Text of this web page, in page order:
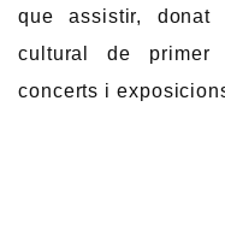
que assistir, donat
cultural de primer
concerts i